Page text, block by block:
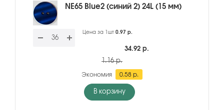
NE65 Blue2 (синий 2) 24L (15 мм)
Цена за 1шт 0.97 р.
34.92 р.
1.16 р.
Экономия 0.58 р.
В корзину